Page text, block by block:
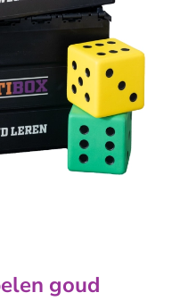
goud